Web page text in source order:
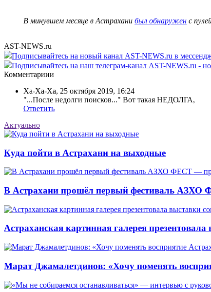
В минувшем месяце в Астрахани был обнаружен с
AST-NEWS.ru
Подписывайтесь на новый канал AST-NEWS.ru в
Подписывайтесь на наш телеграм-канал AST-NEWS.ru -
Комментариии
Ха-Ха-Ха, 25 октября 2019, 16:24
"...После недолги поисков..." Вот такая НЕДОЛГА,
Ответить
Актуально
Куда пойти в Астрахани на выходные
В Астрахани прошёл первый фестиваль АЗХО
Астраханская картинная галерея презентовала
Марат Джамалетдинов: «Хочу поменять